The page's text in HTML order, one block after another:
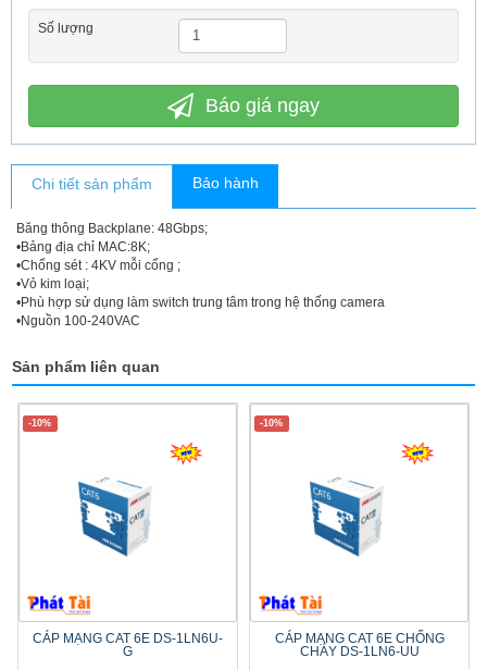
Số lượng
Báo giá ngay
Chi tiết sản phẩm Bảo hành
Băng thông Backplane: 48Gbps;
•Bảng địa chỉ MAC:8K;
•Chống sét : 4KV mỗi cổng ;
•Vỏ kim loại;
•Phù hợp sử dụng làm switch trung tâm trong hệ thống camera
•Nguồn 100-240VAC
Sản phẩm liên quan
-10%
CÁP MẠNG CAT 6E DS-1LN6U-
G
-10%
CÁP MẠNG CAT 6E CHỐNG
CHÁY DS-1LN6-UU